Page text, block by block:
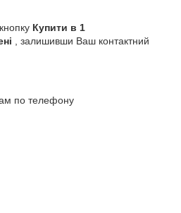
Купити в 1
, залишивши Ваш контактний
по телефону